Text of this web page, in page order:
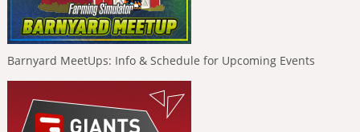
Barnyard MeetUps: Info & Schedule for Upcoming Events